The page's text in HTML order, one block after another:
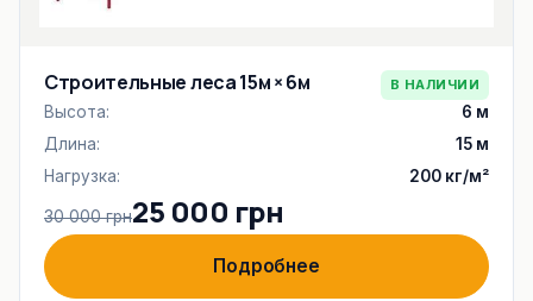
Строительные леса 15м × 6м В НАЛИЧИИ
Высота:
6 м
Длина:
15 м
Нагрузка:
200 кг/м²
30 000 грн25 000 грн
Подробнее